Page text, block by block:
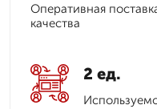
Оперативная
качества
2 ед.